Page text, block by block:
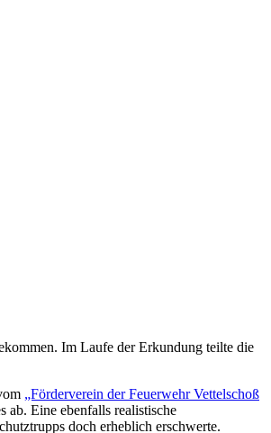
Im Laufe der Erkundung teilte die
„Förderverein der Feuerwehr Vettelschoß
ab. Eine ebenfalls realistische
doch erheblich erschwerte.